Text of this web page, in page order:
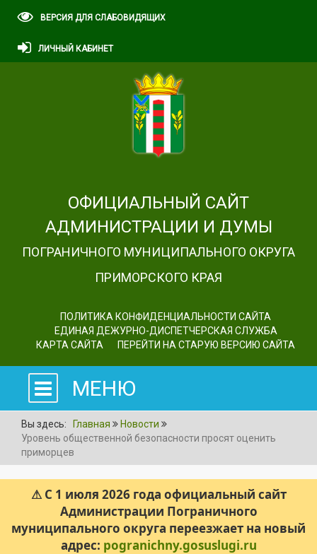
ВЕРСИЯ ДЛЯ СЛАБОВИДЯЩИХ
ЛИЧНЫЙ КАБИНЕТ
ОФИЦИАЛЬНЫЙ САЙТ
АДМИНИСТРАЦИИ И ДУМЫ
ПОГРАНИЧНОГО МУНИЦИПАЛЬНОГО ОКРУГА
ПРИМОРСКОГО КРАЯ
ПОЛИТИКА КОНФИДЕНЦИАЛЬНОСТИ САЙТА
ЕДИНАЯ ДЕЖУРНО-ДИСПЕТЧЕРСКАЯ СЛУЖБА
КАРТА САЙТА
ПЕРЕЙТИ НА СТАРУЮ ВЕРСИЮ САЙТА
МЕНЮ
Вы здесь: Главная
Новости
Уровень общественной безопасности просят оценить
приморцев
⚠ С 1 июля 2026 года официальный сайт
Администрации Пограничного
муниципального округа переезжает на новый
адрес: pogranichny.gosuslugi.ru